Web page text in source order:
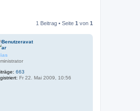
1 Beitrag • Seite 1 von 1
663
Fr 22. Mai 2009, 10:56